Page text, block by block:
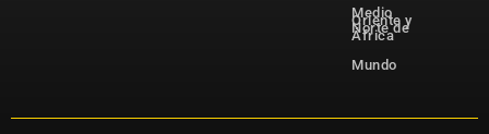
Medio
Oriente y
Norte de
África
Mundo